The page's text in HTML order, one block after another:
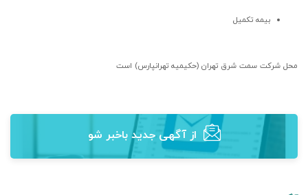
بیمه تکمیل
محل شرکت سمت شرق تهران (حکیمیه تهرانپارس) است
از آگهی‌ جدید باخبر شو